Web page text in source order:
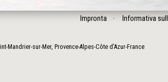
Impronta Informativa
Mandrier-sur-Mer, Provence-Alpes-Côte d'Azur-France